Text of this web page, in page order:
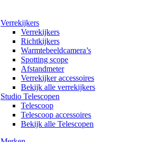
Verrekijkers
Verrekijkers
Richtkijkers
Warmtebeeldcamera’s
Spotting scope
Afstandmeter
Verrekijker accessoires
Bekijk alle verrekijkers
Studio Telescopen
Telescoop
Telescoop accessoires
Bekijk alle Telescopen